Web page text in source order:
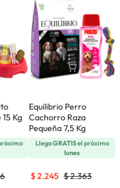
Kg
Equilibrio Perro
Cachorro Raza
Pequeña 7,5 Kg
LlegaGRATISel próximo
lunes
$2.363
$2.245